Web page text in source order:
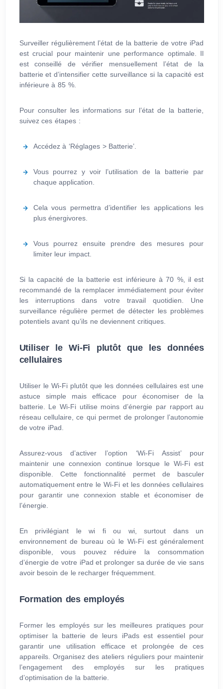
Surveiller régulièrement l’état de la batterie de votre iPad
est crucial pour maintenir une performance optimale. Il
est conseillé de vérifier mensuellement l’état de la
batterie et d’intensifier cette surveillance si la capacité est
inférieure à 85 %.
Pour consulter les informations sur l’état de la batterie,
suivez ces étapes :
Accédez à ‘Réglages > Batterie’.
Vous pourrez y voir l’utilisation de la batterie par
chaque application.
Cela vous permettra d’identifier les applications les
plus énergivores.
Vous pourrez ensuite prendre des mesures pour
limiter leur impact.
Si la capacité de la batterie est inférieure à 70 %, il est
recommandé de la remplacer immédiatement pour éviter
les interruptions dans votre travail quotidien. Une
surveillance régulière permet de détecter les problèmes
potentiels avant qu’ils ne deviennent critiques.
Utiliser le Wi-Fi plutôt que les données
cellulaires
Utiliser le Wi-Fi plutôt que les données cellulaires est une
astuce simple mais efficace pour économiser de la
batterie. Le Wi-Fi utilise moins d’énergie par rapport au
réseau cellulaire, ce qui permet de prolonger l’autonomie
de votre iPad.
Assurez-vous d’activer l’option ‘Wi-Fi Assist’ pour
maintenir une connexion continue lorsque le Wi-Fi est
disponible. Cette fonctionnalité permet de basculer
automatiquement entre le Wi-Fi et les données cellulaires
pour garantir une connexion stable et économiser de
l’énergie.
En privilégiant le wi fi ou wi, surtout dans un
environnement de bureau où le Wi-Fi est généralement
disponible, vous pouvez réduire la consommation
d’énergie de votre iPad et prolonger sa durée de vie sans
avoir besoin de le recharger fréquemment.
Formation des employés
Former les employés sur les meilleures pratiques pour
optimiser la batterie de leurs iPads est essentiel pour
garantir une utilisation efficace et prolongée de ces
appareils. Organisez des ateliers réguliers pour maintenir
l’engagement des employés sur les pratiques
d’optimisation de la batterie.